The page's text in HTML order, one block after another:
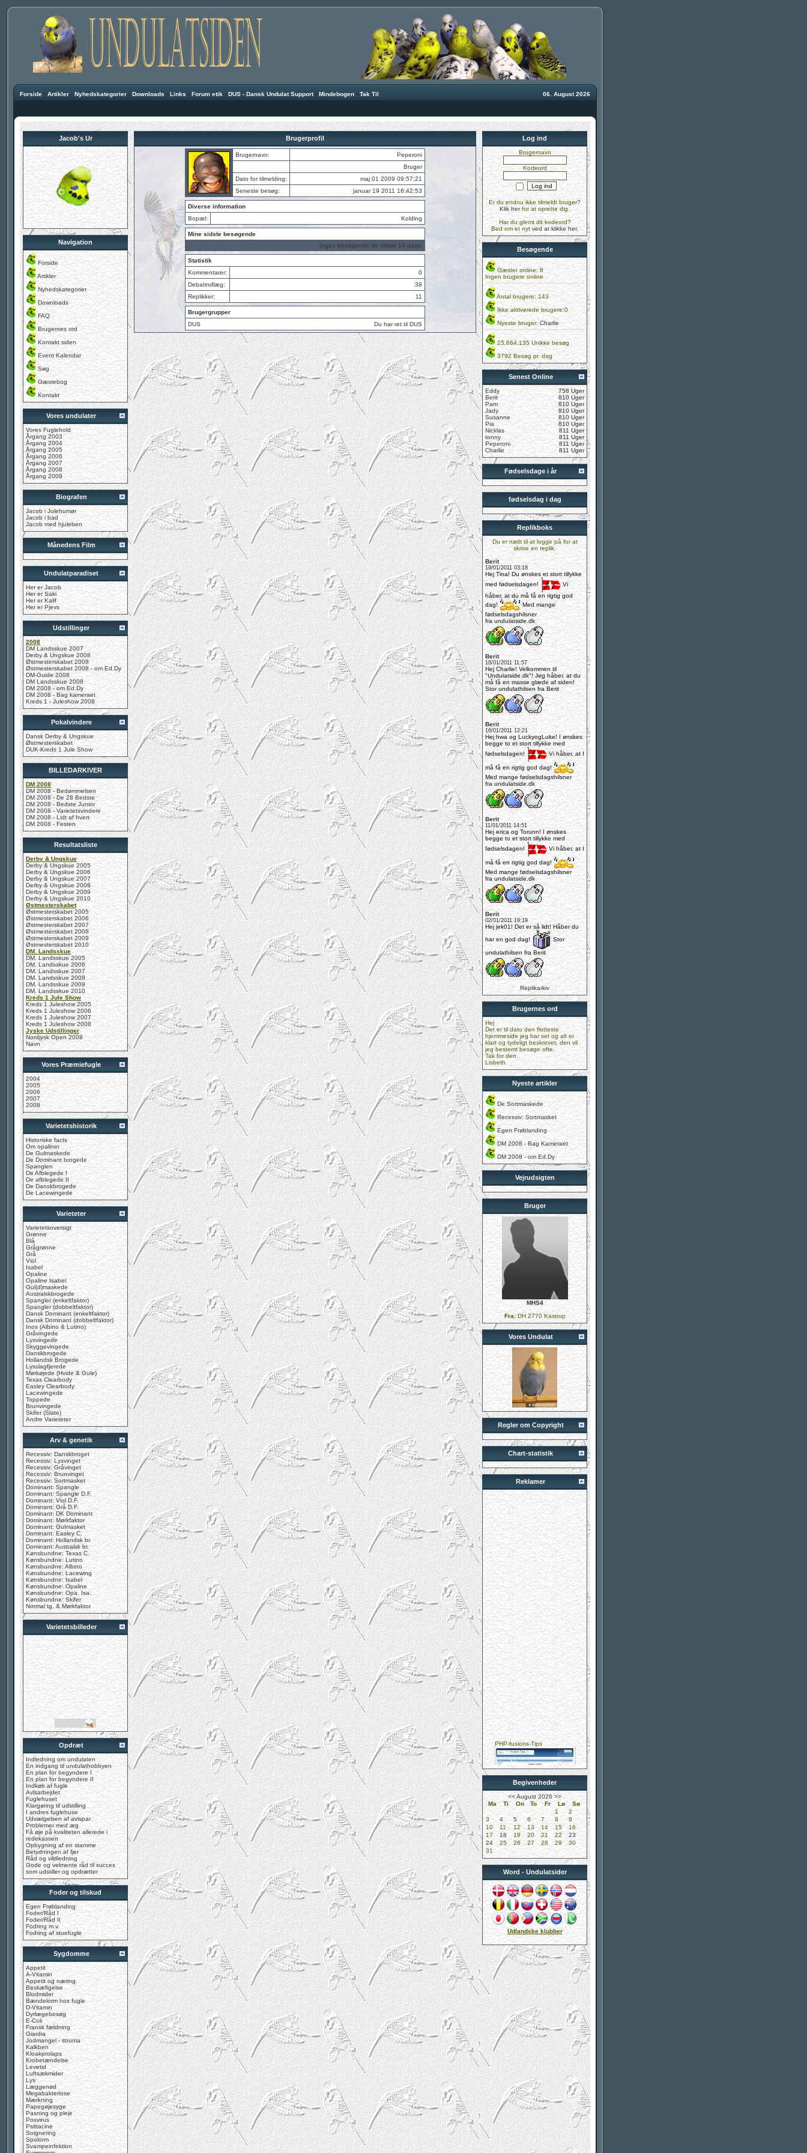
Forside · Artikler · Nyhedskategorier · Downloads · Links · Forum etik · DUS - Dansk Undulat Support · Mindebogen · Tak Til 06. August 2026
Jacob's Ur
Navigation
Forside
Artikler
Nyhedskategorier
Downloads
FAQ
Brugernes ord
Kontakt siden
Event Kalendar
Søg
Gæstebog
Kontakt
Vores undulater
Vores Fuglehold
Årgang 2003
Årgang 2004
Årgang 2005
Årgang 2006
Årgang 2007
Årgang 2008
Årgang 2009
Biografen
Jacob i Julehumør
Jacob i bad
Jacob med hjuleben
Månedens Film
Undulatparadiset
Her er Jacob
Her er Saki
Her er Kalif
Her er Pjevs
Udstillinger
2008
DM Landsskue 2007
Derby & Ungskue 2008
Østmesterskabet 2008
Østmesterskabet 2008 - om Ed.Dy
DM-Guide 2008
DM Landsskue 2008
DM 2008 - om Ed.Dy
DM 2008 - Bag kameraet
Kreds 1 - Juleshow 2008
Pokalvindere
Dansk Derby & Ungskue
Østmesterskabet
DUK-Kreds 1 Jule Show
BILLEDARKIVER
DM 2008
DM 2008 - Bedømmelsen
DM 2008 - De 28 Bedste
DM 2008 - Bedste Junior
DM 2008 - Varietetsvindere
DM 2008 - Lidt af hvert
DM 2008 - Festen
Resultatsliste
Derby & Ungskue
Derby & Ungskue 2005
Derby & Ungskue 2006
Derby & Ungskue 2007
Derby & Ungskue 2008
Derby & Ungskue 2009
Derby & Ungskue 2010
Østmesterskabet
Østmesterskabet 2005
Østmesterskabet 2006
Østmesterskabet 2007
Østmesterskabet 2008
Østmesterskabet 2009
Østmesterskabet 2010
DM. Landsskue
DM. Landsskue 2005
DM. Landsskue 2006
DM. Landsskue 2007
DM. Landsskue 2008
DM. Landsskue 2009
DM. Landsskue 2010
Kreds 1 Jule Show
Kreds 1 Juleshow 2005
Kreds 1 Juleshow 2006
Kreds 1 Juleshow 2007
Kreds 1 Juleshow 2008
Jyske Udstillinger
Nordjysk Open 2008
Navn
Vores Præmiefugle
2004
2005
2006
2007
2008
Varietetshistorik
Historiske facts
Om opaliner
De Gulmaskede
De Dominant brogede
Spanglen
De Afblegede I
De afblegede II
De Danskbrogede
De Lacewingede
Varieteter
Varietetsoversigt
Grønne
Blå
Grågrønne
Grå
Viol
Isabel
Opaline
Opaline Isabel
Gul(d)maskede
Australskbrogede
Spangler (enkeltfaktor)
Spangler (dobbeltfaktor)
Dansk Dominant (enkeltfaktor)
Dansk Dominant (dobbeltfaktor)
Inos (Albino & Lutino)
Gråvingede
Lysvingede
Skyggevingede
Danskbrogede
Hollandsk Brogede
Lysslagfjerede
Mørkøjede (Hvide & Gule)
Texas Clearbody
Easley Clearbody
Lacewingede
Toppede
Brunvingede
Skifer (Slate)
Andre Varieteter
Arv & genetik
Recessiv: Danskbroget
Recessiv: Lysvinget
Recessiv: Gråvinget
Recessiv: Brunvinget
Recessiv: Sortmasket
Dominant: Spangle
Dominant: Spangle D.F.
Dominant: Viol D.F.
Dominant: Grå D.F.
Dominant: DK Dominant
Dominant: Mørkfaktor
Dominant: Gulmasket
Dominant: Easley C.
Dominant: Hollandsk br.
Dominant: Australsk br.
Kønsbundne: Texas C.
Kønsbundne: Lutino
Kønsbundne: Albino
Kønsbundne: Lacewing
Kønsbundne: Isabel
Kønsbundne: Opaline
Kønsbundne: Opa. Isa.
Kønsbundne: Skifer
Normal tg. & Mørkfaktor
Varietetsbilleder
Opdræt
Indledning om undulaten
En indgang til undulathobbyen
En plan for begyndere I
En plan for begyndere II
Indkøb af fugle
Avlsarbejdet
Fuglehuset
Klargøring til udstilling
I andres fuglehuse
Udvælgelsen af avlspar
Problemer med æg
Få øje på kvaliteten allerede i
redekassen
Opbygning af en stamme
Betydningen af fjer
Råd og vildledning
Gode og velmente råd til succes
som udstiller og opdrætter
Foder og tilskud
Egen Frøblanding
Foder/Råd I
Foder/Råd II
Fodring m.v.
Fodring af stuefugle
Sygdomme
Appetit
A-Vitamin
Appetit og næring
Beskæfigelse
Blodmider
Bændelorm hos fugle
D-Vitamin
Dyrlægebesøg
E-Coli
Fransk fældning
Giardia
Jodmangel - struma
Kalkben
Kloakprolaps
Krobetændelse
Levetid
Luftsækmider
Lys
Læggenød
Megabakteriose
Mærkning
Papegøjesyge
Pasning og pleje
Poxvirus
Psittacine
Soignering
Spolorm
Svampeinfektion
Brugerprofil
Brugernavn:
Peperoni
Bruger
Dato for tilmelding:
maj 01 2009 09:57:21
Seneste besøg:
januar 19 2011 16:42:53
Diverse information
Bopæl:
Kolding
Mine sidste besøgende
Ingen besøgende de sidste 14 dage
Statistik
Kommentarer:
0
Debatindlæg:
38
Replikker:
11
Brugergrupper
DUS
Du har ret til DUS
Log ind
Brugernavn
Kodeord
Er du endnu ikke tilmeldt bruger?
Klik herfor at oprette dig.
Har du glemt dit kodeord?
Bed om et nytved at klikke her.
Besøgende
Gæster online: 8
Ingen brugere online
Antal brugere: 143
Ikke aktiverede brugere:0
Nyeste bruger:Charlie
25,664,135 Unikke besøg
3792 Besøg pr. dag
Senest Online
Eddy
758 Uger
Berit
810 Uger
Pam
810 Uger
Jady
810 Uger
Susanne
810 Uger
Pia
810 Uger
Nicklas
811 Uger
tonny
811 Uger
Peperoni
811 Uger
Charlie
811 Uger
Fødselsdage i år
fødselsdag i dag
Replikboks
Du er nødt til at logge på for at
skrive en replik.
Berit
19/01/2011 03:18
Hej Tina! Du ønskes et stort tillykke
med fødselsdagen!
Vi
håber, at du må få en rigtig god
dag!
Med mange
fødselsdagshilsner
fra undulatside.dk
Berit
18/01/2011 11:57
Hej Charlie! Velkommen til
"Undulatside.dk"! Jeg håber, at du
må få en masse glæde af siden!
Stor undulathilsen fra Berit
Berit
16/01/2011 12:21
Hej hwa og LuckyogLuke! I ønskes
begge to et stort tillykke med
fødselsdagen!
Vi håber, at I
må få en rigtig god dag!
Med mange fødselsdagshilsner
fra undulatside.dk
Berit
11/01/2011 14:51
Hej erica og Torunn! I ønskes
begge to et stort tillykke med
fødselsdagen!
Vi håber, at I
må få en rigtig god dag!
Med mange fødselsdagshilsner
fra undulatside.dk
Berit
02/01/2011 19:19
Hej jek01! Det er så lidt! Håber du
har en god dag!
Stor
undulathilsen fra Berit
Replikarkiv
Brugernes ord
Hej
Det er til dato den flotteste
hjemmeside jeg har set og alt er
klart og tydeligt beskrevet, den vil
jeg bestemt besøge ofte.
Tak for den.
Lisbeth
Nyeste artikler
De Sortmaskede
Recessiv: Sortmasket
Egen Frøblanding
DM 2008 - Bag Kameraet
DM 2008 - om Ed.Dy
Vejrudsigten
Bruger
MHS4
Fra:DH 2770 Kastrup
Vores Undulat
Regler om Copyright
Chart-statistik
Reklamer
PHP-fusions-Tips
Kungelundens Dyreklinik
DUK-Undulatklubben
Didier Mervilde
Begivenheder
<<August 2026 >>
Ma
Ti On To Fr Lø
Sø
1
2
3
4 5 6 7 8
9
10
11 12 13 14 15
16
17
18 19 20 21 22
23
24
25 26 27 28 29
30
31
Word - Undulatsider
Udlandske klubber